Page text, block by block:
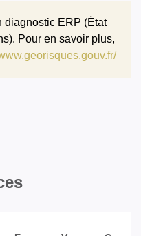
diagnostic ERP (État
Pour en savoir plus,